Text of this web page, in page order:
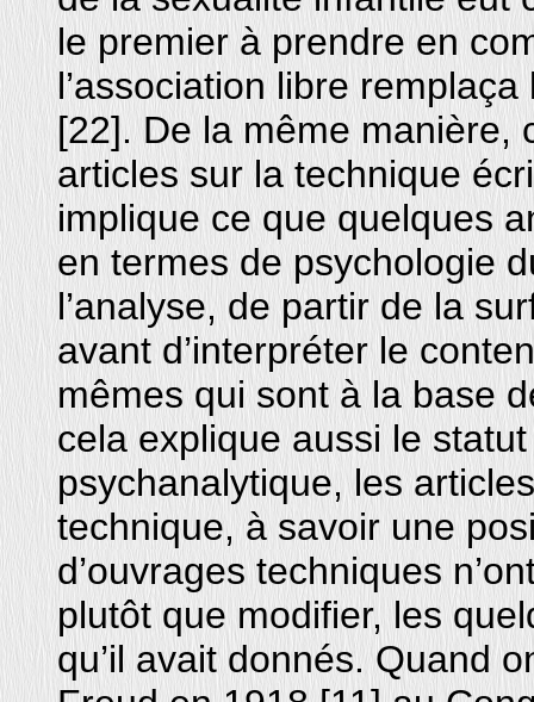
le premier à prendre en
l’association libre
[22]. De la même manière,
articles sur la technique
implique ce que quelques
en termes de psychologie
l’analyse, de partir de la
avant d’interpréter le
mêmes qui sont à la base
cela explique aussi le
psychanalytique, les
technique, à savoir une
d’ouvrages techniques
plutôt que modifier, les
qu’il avait donnés. Quand